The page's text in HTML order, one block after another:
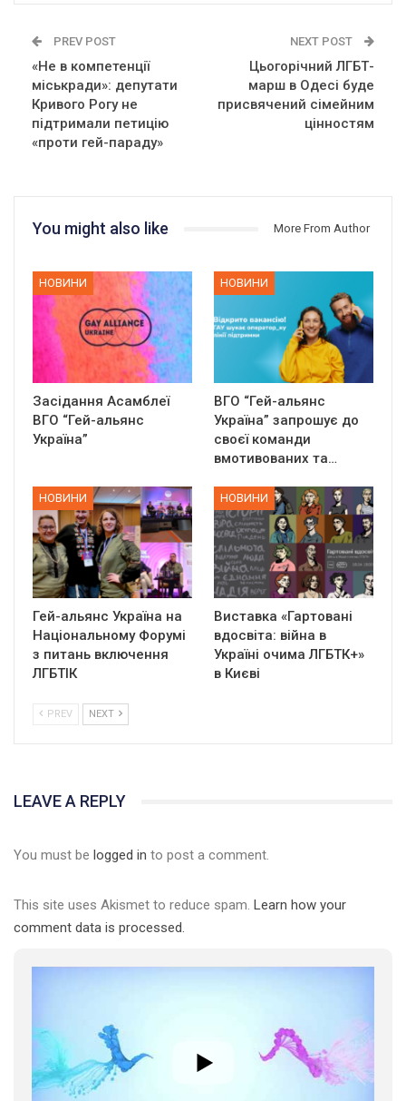
PREV POST
«Не в компетенції
міськради»: депутати
Кривого Рогу не
підтримали петицію
«проти гей-параду»
NEXT POST
Цьогорічний ЛГБТ-
марш в Одесі буде
присвячений сімейним
цінностям
You might also like More From Author
НОВИНИ
Засідання Асамблеї
ВГО “Гей-альянс
Україна”
НОВИНИ
ВГО “Гей-альянс
Україна” запрошує до
своєї команди
вмотивованих та…
НОВИНИ
Гей-альянс Україна на
Національному Форумі
з питань включення
ЛГБТІК
НОВИНИ
Виставка «Гартовані
вдосвіта: війна в
Україні очима ЛГБТК+»
в Києві
PREV NEXT
LEAVE A REPLY
You must be logged in to post a comment.
This site uses Akismet to reduce spam. Learn how your
comment data is processed.
01:01
5/17/2020
навіть коли ми у різних містах та не можемо зустрінеться, ми
разом. Ми закликаємо всіх хто поділяє цінності рівності та
солідарності, приєднатися до нас. Регіональні підрозділи
ГАУ є в 16 областях України.
Разом наш голос лунає гучніше!
423 Просмотров • 1 Комментариев